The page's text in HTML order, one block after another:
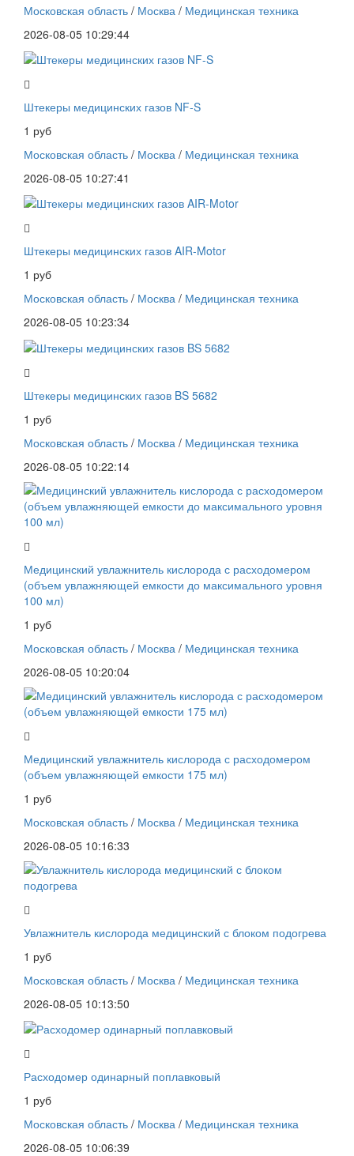
Московская область / Москва / Медицинская техника
2026-08-05 10:29:44
Штекеры медицинских газов NF-S
1 руб
Московская область / Москва / Медицинская техника
2026-08-05 10:27:41
Штекеры медицинских газов AIR-Motor
1 руб
Московская область / Москва / Медицинская техника
2026-08-05 10:23:34
Штекеры медицинских газов BS 5682
1 руб
Московская область / Москва / Медицинская техника
2026-08-05 10:22:14
Медицинский увлажнитель кислорода с расходомером
(объем увлажняющей емкости до максимального уровня
100 мл)
1 руб
Московская область / Москва / Медицинская техника
2026-08-05 10:20:04
Медицинский увлажнитель кислорода с расходомером
(объем увлажняющей емкости 175 мл)
1 руб
Московская область / Москва / Медицинская техника
2026-08-05 10:16:33
Увлажнитель кислорода медицинский с блоком подогрева
1 руб
Московская область / Москва / Медицинская техника
2026-08-05 10:13:50
Расходомер одинарный поплавковый
1 руб
Московская область / Москва / Медицинская техника
2026-08-05 10:06:39